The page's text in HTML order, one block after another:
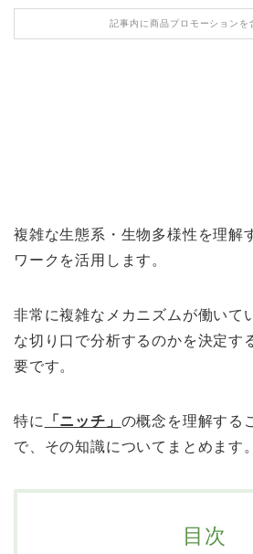
記事内に商品プロモーションを
複雑な生態系・生物多様性を理解
ワークを活用します。
非常に複雑なメカニズムが働いて
な切り口で分析するのかを決定す
要です。
特に 「ニッチ」 の概念を理解する
で、その知識についてまとめます。
目次